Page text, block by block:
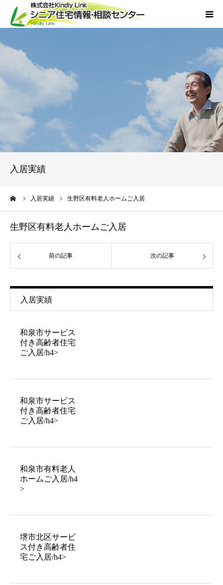
入居実績
入居実績 生野区有料老人ホームご入居
生野区有料老人ホームご入居
前の記事 次の記事
入居実績
和泉市サービス
付き高齢者住宅
ご入居/h4>
和泉市サービス
付き高齢者住宅
ご入居/h4>
和泉市有料老人
ホームご入居/h4
>
堺市北区サービ
ス付き高齢者住
宅ご入居/h4>
当社について
外国人人材採用
お問い合わせ